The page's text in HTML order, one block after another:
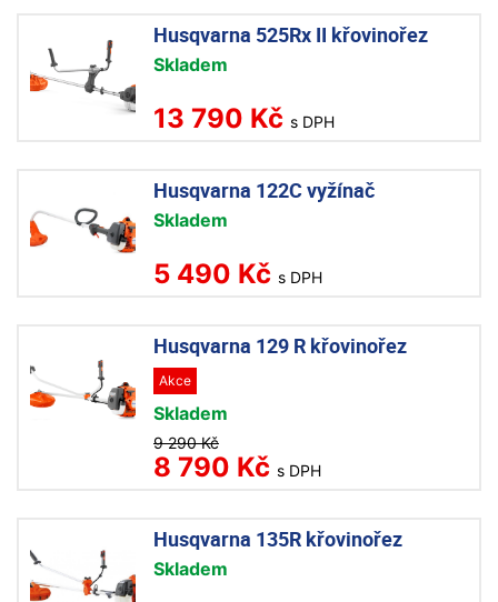
Husqvarna 525Rx II křovinořez
Skladem
13 790 Kč s DPH
Husqvarna 122C vyžínač
Skladem
5 490 Kč s DPH
Husqvarna 129 R křovinořez
Akce
Skladem
9 290 Kč
8 790 Kč s DPH
Husqvarna 135R křovinořez
Skladem